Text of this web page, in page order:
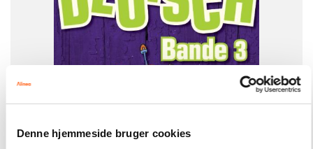
Denne hjemmeside bruger cookies
FORMAT
Engangsbog
9788723539717